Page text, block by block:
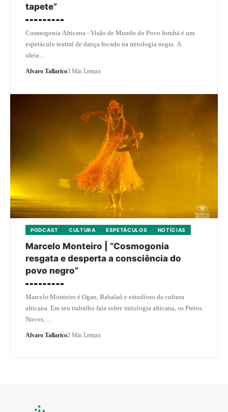
tapete”
Cosmogonia Africana - Visão de Mundo do Povo Iorubá é um
espetáculo teatral de dança focado na mitologia negra. A
ideia…
Alvaro Tallarico3 Min Leitura
PODCAST CULTURA ESPETÁCULOS NOTÍCIAS
Marcelo Monteiro | “Cosmogonia
resgata e desperta a consciência do
povo negro”
Marcelo Monteiro é Ogan, Babalaô e estudioso da cultura
africana. Em seu trabalho fala sobre mitologia africana, os Pretos
Novos,…
Alvaro Tallarico2 Min Leitura